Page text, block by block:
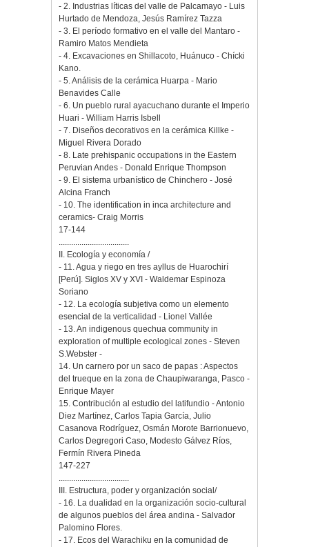
- 2. Industrias líticas del valle de Palcamayo - Luis
Hurtado de Mendoza, Jesús Ramírez Tazza
- 3. El período formativo en el valle del Mantaro -
Ramiro Matos Mendieta
- 4. Excavaciones en Shillacoto, Huánuco - Chícki
Kano.
- 5. Análisis de la cerámica Huarpa - Mario
Benavides Calle
- 6. Un pueblo rural ayacuchano durante el Imperio
Huari - William Harris Isbell
- 7. Diseños decorativos en la cerámica Killke -
Miguel Rivera Dorado
- 8. Late prehispanic occupations in the Eastern
Peruvian Andes - Donald Enrique Thompson
- 9. El sistema urbanístico de Chinchero - José
Alcina Franch
- 10. The identification in inca architecture and
ceramics- Craig Morris
17-144
..................................
II. Ecología y economía /
- 11. Agua y riego en tres ayllus de Huarochirí
[Perú]. Siglos XV y XVI - Waldemar Espinoza
Soriano
- 12. La ecología subjetiva como un elemento
esencial de la verticalidad - Lionel Vallée
- 13. An indigenous quechua community in
exploration of multiple ecological zones - Steven
S.Webster -
14. Un carnero por un saco de papas : Aspectos
del trueque en la zona de Chaupiwaranga, Pasco -
Enrique Mayer
15. Contribución al estudio del latifundio - Antonio
Diez Martínez, Carlos Tapia García, Julio
Casanova Rodríguez, Osmán Morote Barrionuevo,
Carlos Degregori Caso, Modesto Gálvez Ríos,
Fermín Rivera Pineda
147-227
..................................
III. Estructura, poder y organización social/
- 16. La dualidad en la organización socio-cultural
de algunos pueblos del área andina - Salvador
Palomino Flores.
- 17. Ecos del Warachiku en la comunidad de